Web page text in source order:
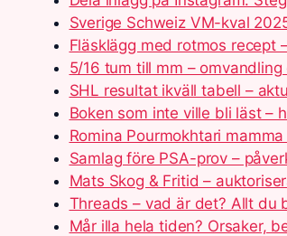
Sverige Schweiz VM-kval
Fläsklägg med rotmos recept
5/16 tum till mm –
SHL resultat ikväll tabell –
Boken som inte ville bli läst –
Romina Pourmokhtari
Samlag före PSA-prov –
Mats Skog & Fritid –
Threads – vad är det? Allt du
Mår illa hela tiden? Orsaker,